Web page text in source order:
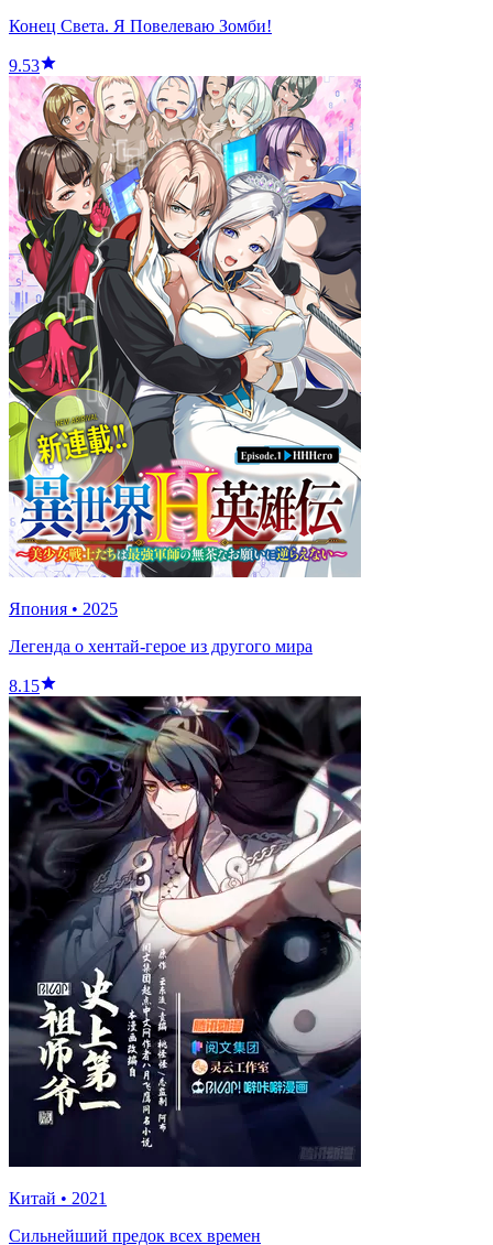
Конец Света. Я Повелеваю Зомби!
9.53
Япония • 2025
Легенда о хентай-герое из другого мира
8.15
Китай • 2021
Сильнейший предок всех времен